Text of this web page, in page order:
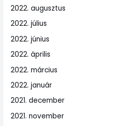
2022. augusztus
2022. július
2022. június
2022. április
2022. március
2022. január
2021. december
2021. november